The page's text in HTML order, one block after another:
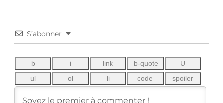
S’abonner